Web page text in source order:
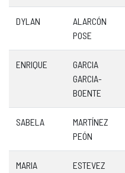
DYLAN
ALARCÓN
POSE
ENRIQUE
GARCIA
GARCIA-
BOENTE
SABELA
MARTÍNEZ
PEÓN
MARIA
ESTEVEZ